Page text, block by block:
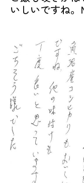
いしいですね。